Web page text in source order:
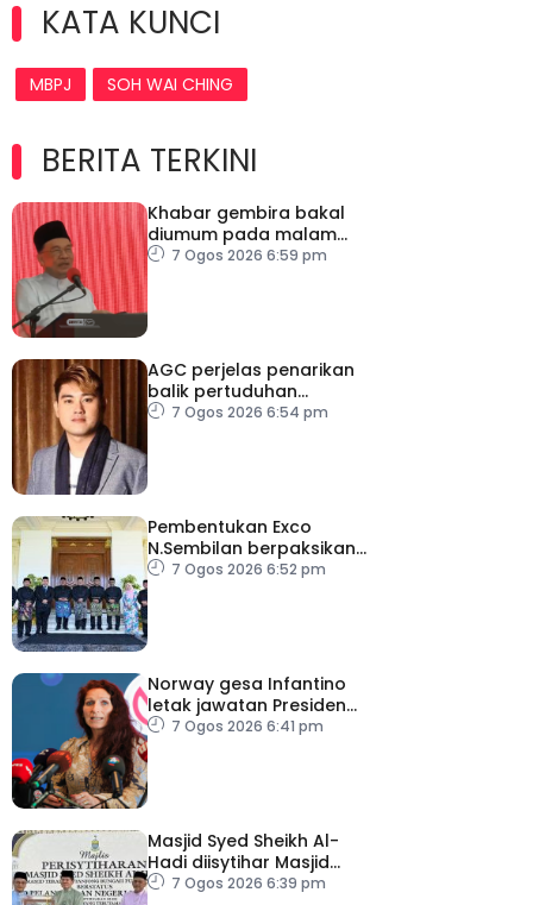
KATA KUNCI
MBPJ SOH WAI CHING
BERITA TERKINI
Khabar gembira bakal
diumum pada malam
ambang merdeka
7 Ogos 2026 6:59 pm
AGC perjelas penarikan
balik pertuduhan
terhadap Nicky Liow
7 Ogos 2026 6:54 pm
Pembentukan Exco
N.Sembilan berpaksikan
cekap, integriti dan kerja
7 Ogos 2026 6:52 pm
Norway gesa Infantino
letak jawatan Presiden
FIFA7 Ogos 2026 6:41 pm
Masjid Syed Sheikh Al-
Hadi diisytihar Masjid
Pelancongan Negeri
7 Ogos 2026 6:39 pm